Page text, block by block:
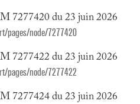
7277420 du 23 juin 2026
pages/node/7277420
7277422 du 23 juin 2026
pages/node/7277422
7277424 du 23 juin 2026